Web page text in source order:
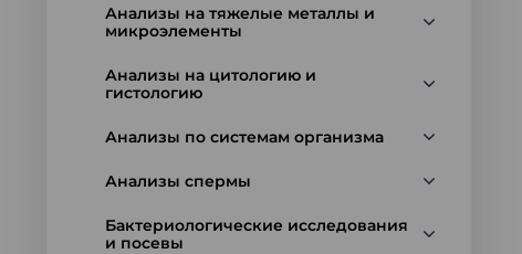
Анализы на тяжелые металлы и
микроэлементы
Анализы на цитологию и
гистологию
Анализы по системам организма
Анализы спермы
Бактериологические исследования
и посевы